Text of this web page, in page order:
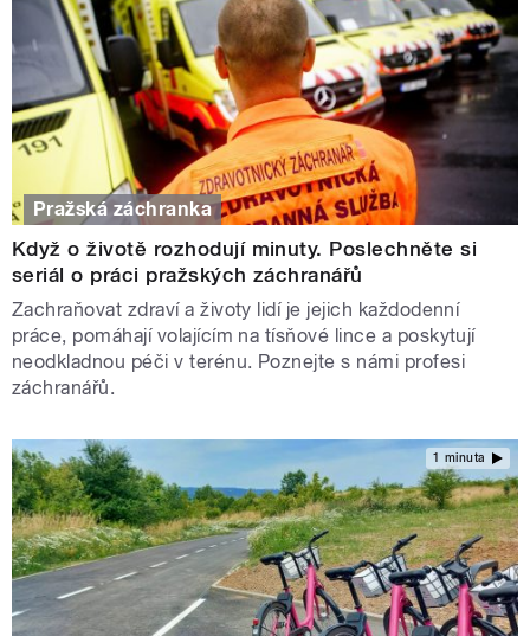
Pražská záchranka
Když o životě rozhodují minuty. Poslechněte si
seriál o práci pražských záchranářů
Zachraňovat zdraví a životy lidí je jejich každodenní
práce, pomáhají volajícím na tísňové lince a poskytují
neodkladnou péči v terénu. Poznejte s námi profesi
záchranářů.
1 minuta